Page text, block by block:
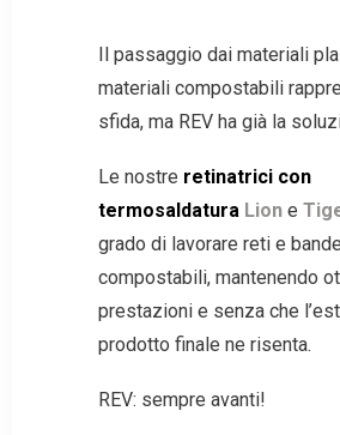
Il passaggio dai materiali
materiali compostabili
sfida, ma REV ha già la
Le nostre retinatrici con
termosaldatura Lion e
grado di lavorare reti e bande
compostabili, mantenendo
prestazioni e senza che
prodotto finale ne risenta.
REV: sempre avanti!